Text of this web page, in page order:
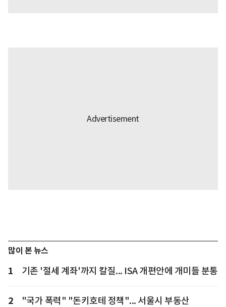
많이 본 뉴스
1 기존 '절세 계좌'까지 칼질... ISA 개편안에 개미들 분통
2
"국가 폭력" "돈키호테 정책"... 서울시 부동산